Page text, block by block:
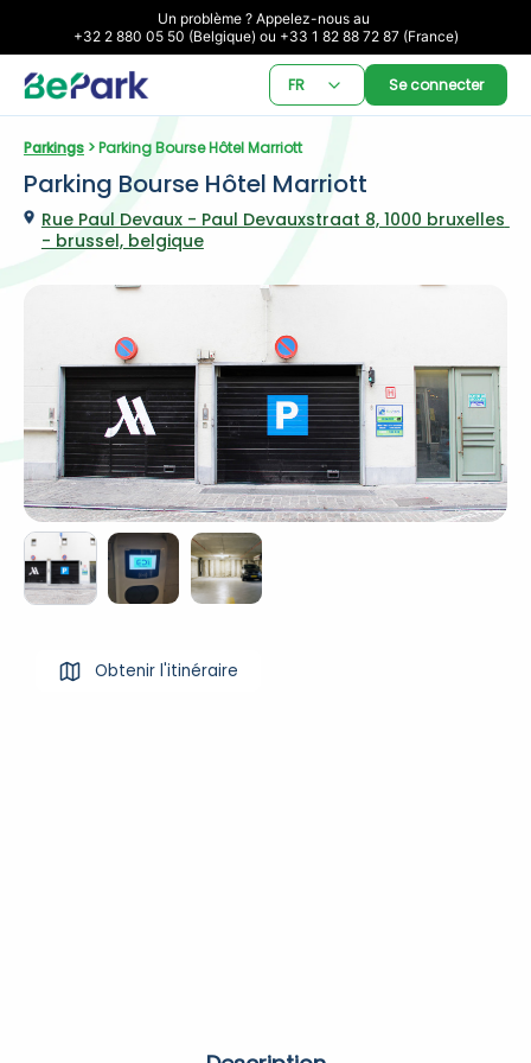
Un problème ? Appelez-nous au
+32 2 880 05 50 (Belgique) ou +33 1 82 88 72 87 (France)
FR Se connecter
Parkings > Parking Bourse Hôtel Marriott
Parking Bourse Hôtel Marriott
Rue Paul Devaux - Paul Devauxstraat 8, 1000 bruxelles
- brussel, belgique
Obtenir l'itinéraire